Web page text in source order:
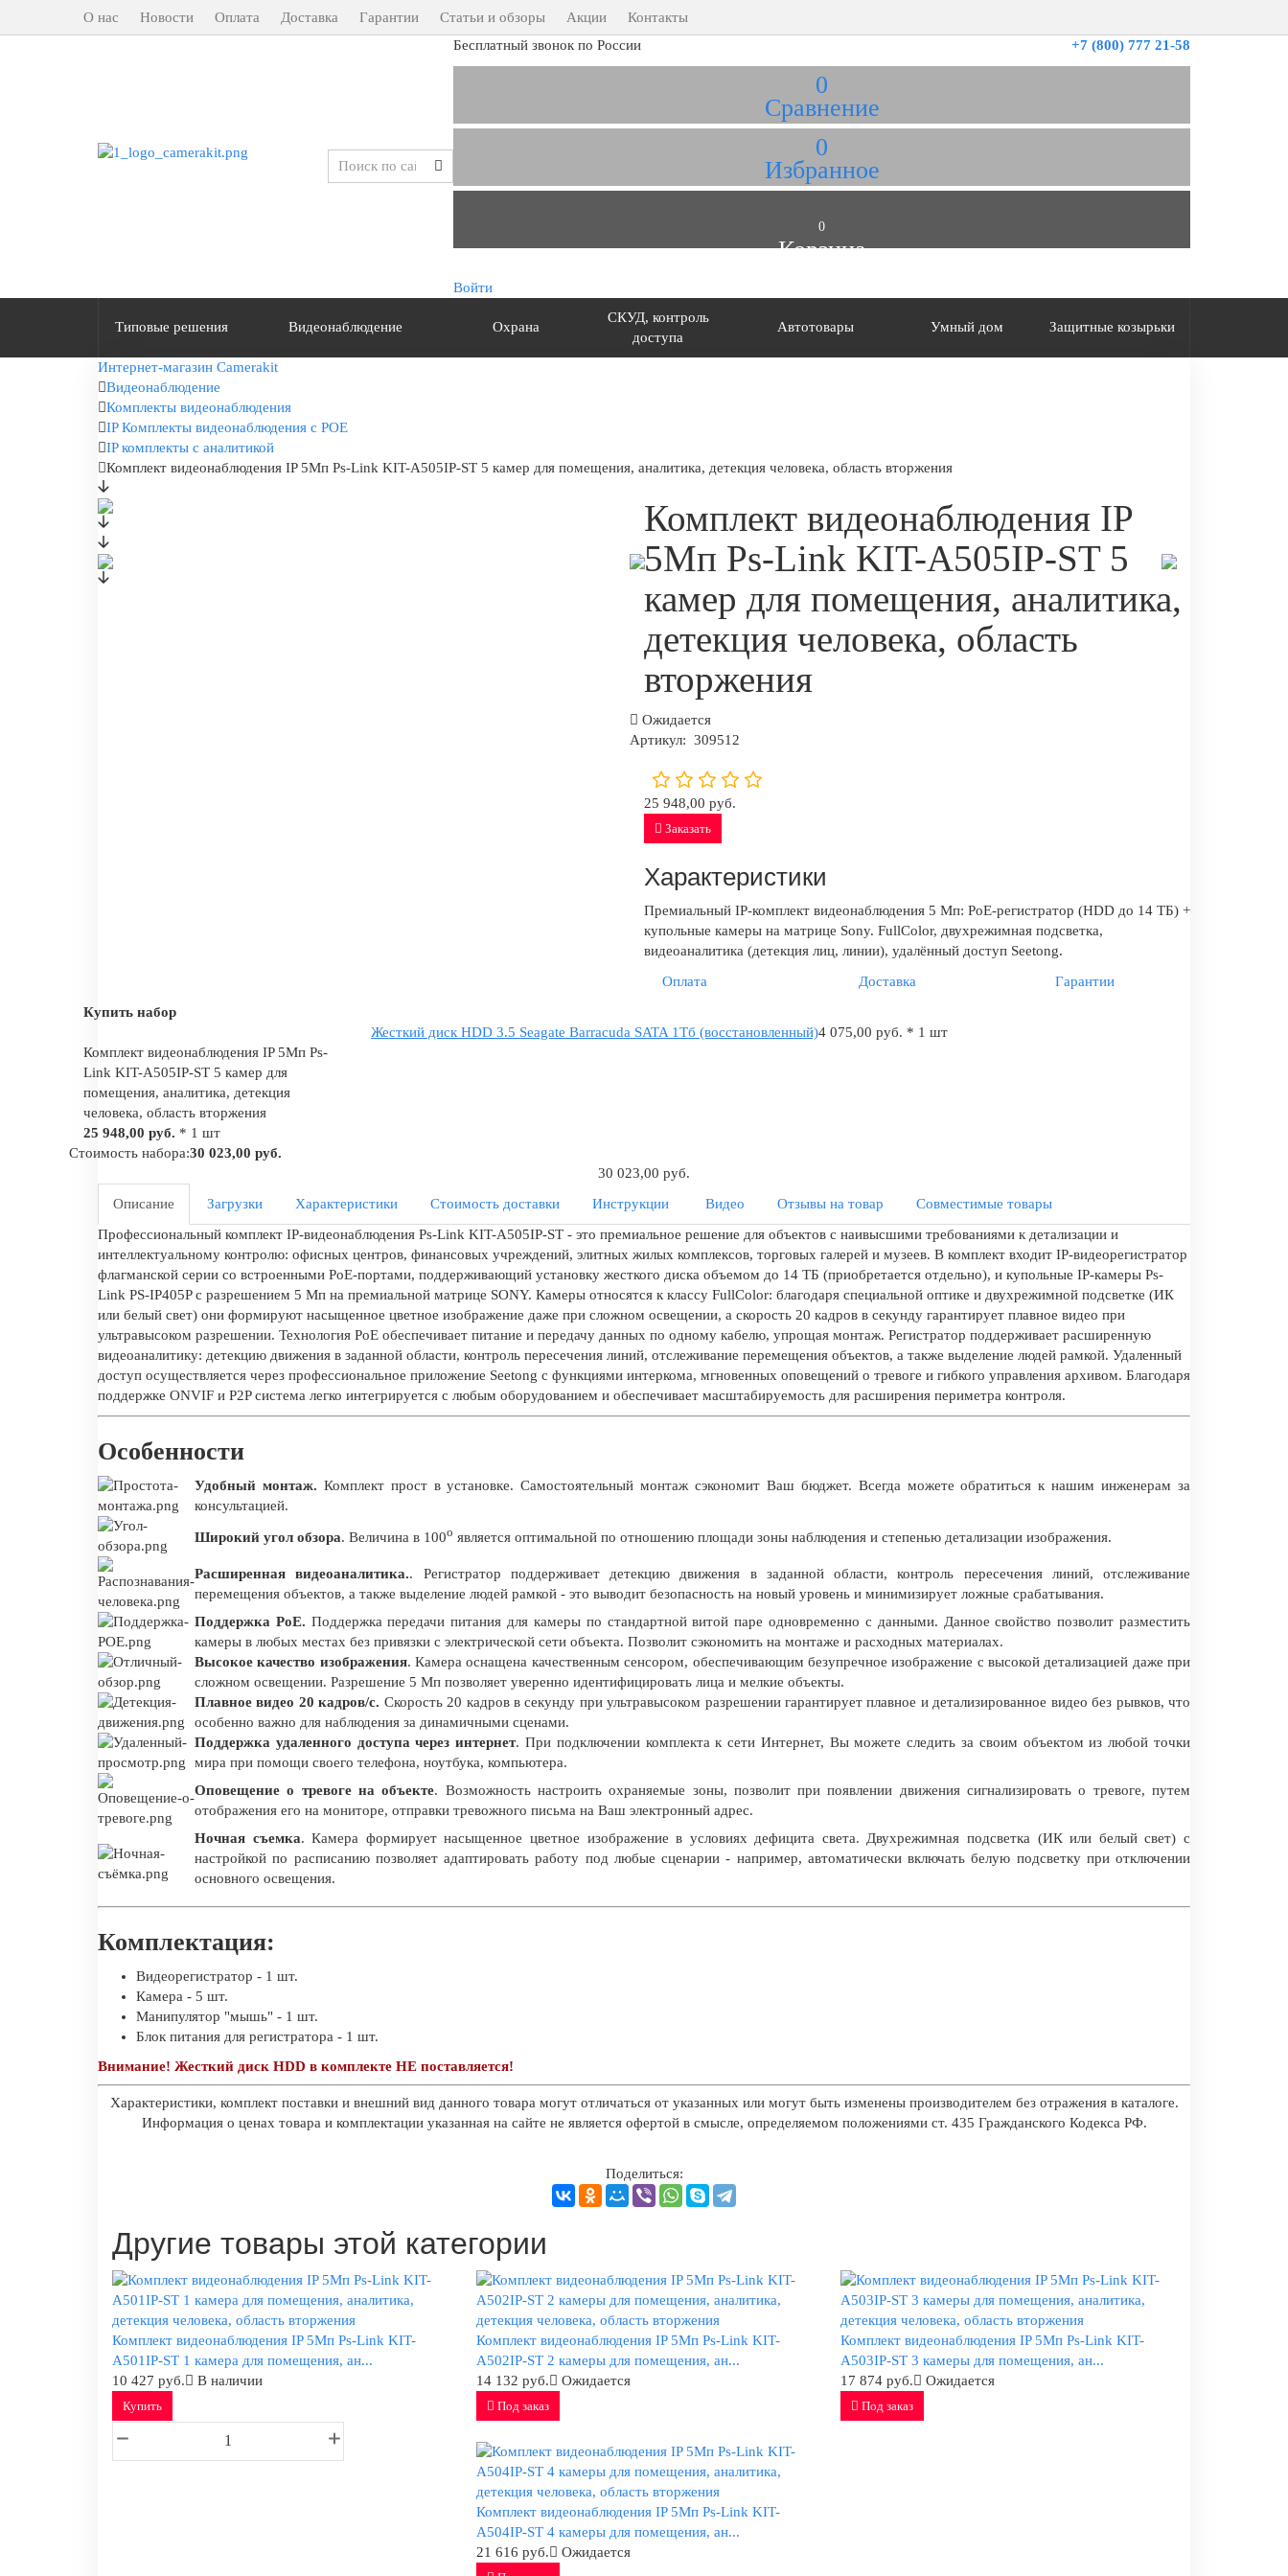
О нас Новости Оплата Доставка Гарантии Статьи и обзоры Акции
Контакты
+7 (800) 777 21-58
Бесплатный звонок по России
0
Сравнение
0
Избранное
0
Корзина
Войти
Типовые решения Видеонаблюдение Охрана
СКУД, контроль
доступа
Автотовары Умный дом Защитные козырьки
Интернет-магазин Camerakit
Видеонаблюдение
Комплекты видеонаблюдения
IP Комплекты видеонаблюдения с POE
IP комплекты с аналитикой
Комплект видеонаблюдения IP 5Мп Ps-Link KIT-A505IP-ST 5 камер для помещения, аналитика, детекция человека, область вторжения
Комплект видеонаблюдения IP
5Мп Ps-Link KIT-A505IP-ST 5
камер для помещения, аналитика,
детекция человека, область
вторжения
Ожидается
Артикул: 309512
25 948,00 руб.
Заказать
Характеристики
Премиальный IP-комплект видеонаблюдения 5 Мп: PoE-регистратор (HDD до 14 ТБ) +
купольные камеры на матрице Sony. FullColor, двухрежимная подсветка,
видеоаналитика (детекция лиц, линии), удалённый доступ Seetong.
Оплата
Доставка
Гарантии
Купить набор
Комплект видеонаблюдения IP 5Мп Ps-
Link KIT-A505IP-ST 5 камер для
помещения, аналитика, детекция
человека, область вторжения
25 948,00 руб. * 1 шт
Жесткий диск HDD 3.5 Seagate Barracuda SATA 1Tб (восстановленный)4 075,00 руб. * 1 шт
Стоимость набора:30 023,00 руб.
30 023,00 руб.
Описание
Загрузки Характеристики Стоимость доставки Инструкции Видео Отзывы на товар
Совместимые товары
Профессиональный комплект IP-видеонаблюдения Ps-Link KIT-A505IP-ST - это премиальное решение для объектов с наивысшими требованиями к детализации и
интеллектуальному контролю: офисных центров, финансовых учреждений, элитных жилых комплексов, торговых галерей и музеев. В комплект входит IP-видеорегистратор
флагманской серии со встроенными PoE-портами, поддерживающий установку жесткого диска объемом до 14 ТБ (приобретается отдельно), и купольные IP-камеры Ps-
Link PS-IP405P с разрешением 5 Мп на премиальной матрице SONY. Камеры относятся к классу FullColor: благодаря специальной оптике и двухрежимной подсветке (ИК
или белый свет) они формируют насыщенное цветное изображение даже при сложном освещении, а скорость 20 кадров в секунду гарантирует плавное видео при
ультравысоком разрешении. Технология PoE обеспечивает питание и передачу данных по одному кабелю, упрощая монтаж. Регистратор поддерживает расширенную
видеоаналитику: детекцию движения в заданной области, контроль пересечения линий, отслеживание перемещения объектов, а также выделение людей рамкой. Удаленный
доступ осуществляется через профессиональное приложение Seetong с функциями интеркома, мгновенных оповещений о тревоге и гибкого управления архивом. Благодаря
поддержке ONVIF и P2P система легко интегрируется с любым оборудованием и обеспечивает масштабируемость для расширения периметра контроля.
Особенности
Удобный монтаж. Комплект прост в установке. Самостоятельный монтаж сэкономит Ваш бюджет. Всегда можете обратиться к нашим инженерам за
консультацией.
Широкий угол обзора. Величина в 100о является оптимальной по отношению площади зоны наблюдения и степенью детализации изображения.
Расширенная видеоаналитика.. Регистратор поддерживает детекцию движения в заданной области, контроль пересечения линий, отслеживание
перемещения объектов, а также выделение людей рамкой - это выводит безопасность на новый уровень и минимизирует ложные срабатывания.
Поддержка PoE. Поддержка передачи питания для камеры по стандартной витой паре одновременно с данными. Данное свойство позволит разместить
камеры в любых местах без привязки с электрической сети объекта. Позволит сэкономить на монтаже и расходных материалах.
Высокое качество изображения. Камера оснащена качественным сенсором, обеспечивающим безупречное изображение с высокой детализацией даже при
сложном освещении. Разрешение 5 Мп позволяет уверенно идентифицировать лица и мелкие объекты.
Плавное видео 20 кадров/с. Скорость 20 кадров в секунду при ультравысоком разрешении гарантирует плавное и детализированное видео без рывков, что
особенно важно для наблюдения за динамичными сценами.
Поддержка удаленного доступа через интернет. При подключении комплекта к сети Интернет, Вы можете следить за своим объектом из любой точки
мира при помощи своего телефона, ноутбука, компьютера.
Оповещение о тревоге на объекте. Возможность настроить охраняемые зоны, позволит при появлении движения сигнализировать о тревоге, путем
отображения его на мониторе, отправки тревожного письма на Ваш электронный адрес.
Ночная съемка. Камера формирует насыщенное цветное изображение в условиях дефицита света. Двухрежимная подсветка (ИК или белый свет) с
настройкой по расписанию позволяет адаптировать работу под любые сценарии - например, автоматически включать белую подсветку при отключении
основного освещения.
Комплектация:
Видеорегистратор - 1 шт.
Камера - 5 шт.
Манипулятор "мышь" - 1 шт.
Блок питания для регистратора - 1 шт.
Внимание! Жесткий диск HDD в комплекте НЕ поставляется!
Характеристики, комплект поставки и внешний вид данного товара могут отличаться от указанных или могут быть изменены производителем без отражения в каталоге.
Информация о ценах товара и комплектации указанная на сайте не является офертой в смысле, определяемом положениями ст. 435 Гражданского Кодекса РФ.
Поделиться:
Другие товары этой категории
Комплект видеонаблюдения IP 5Мп Ps-Link KIT-
A501IP-ST 1 камера для помещения, ан...
10 427 руб.
В наличии
Купить
Комплект видеонаблюдения IP 5Мп Ps-Link KIT-
A502IP-ST 2 камеры для помещения, ан...
14 132 руб.
Ожидается
Под заказ
Комплект видеонаблюдения IP 5Мп Ps-Link KIT-
A503IP-ST 3 камеры для помещения, ан...
17 874 руб.
Ожидается
Под заказ
Комплект видеонаблюдения IP 5Мп Ps-Link KIT-
A504IP-ST 4 камеры для помещения, ан...
21 616 руб.
Ожидается